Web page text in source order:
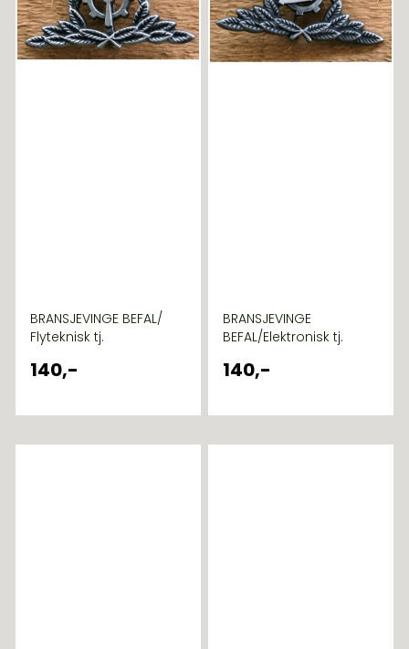
BRANSJEVINGE BEFAL/
Flyteknisk tj.
140,-
BRANSJEVINGE
BEFAL/Elektronisk tj.
140,-